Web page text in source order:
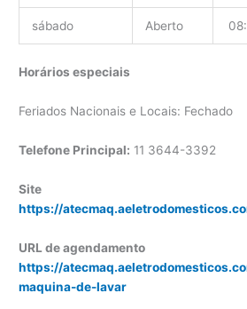
sábado Aberto
Horários especiais
Feriados Nacionais e Locais: Fechado
Telefone Principal: 11 3644-3392
Site
https://
URL de agendamento
https://
maquina-de-lavar